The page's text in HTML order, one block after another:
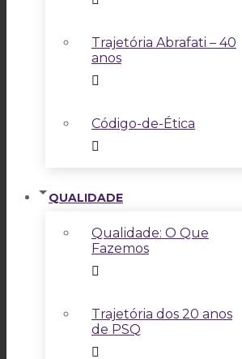
Trajetória Abrafati – 40
anos
Código-de-Ética
QUALIDADE
Qualidade: O Que
Fazemos
Trajetória dos 20 anos
de PSQ